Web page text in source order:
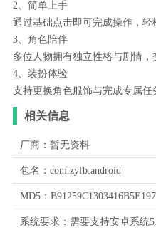
2、简单上手
通过基础点击即可完成操作，轻
3、角色陪伴
多位人物拥有独立性格与剧情，
4、装扮体验
支持更换角色服饰与完成专属任
相关信息
厂商：暂无资料
包名：com.zyfb.android
MD5：
系统要求：需要支持安卓系统